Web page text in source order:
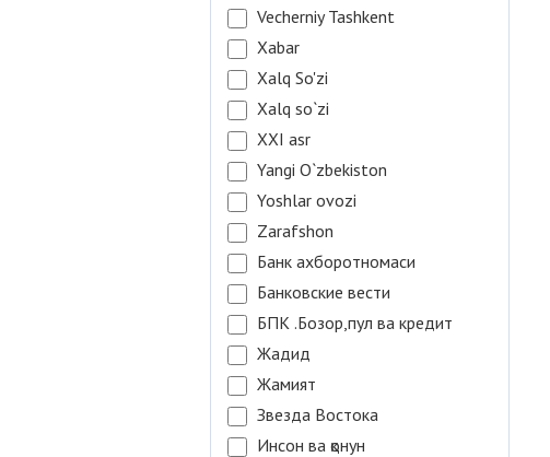
Vecherniy Tashkent
Xabar
Xalq So'zi
Xalq so`zi
XXI asr
Yangi O`zbekiston
Yoshlar ovozi
Zarafshon
Банк ахборотномаси
Банковские вести
БПК .Бозор,пул ва кредит
Жадид
Жамият
Звезда Востока
Инсон ва қонун